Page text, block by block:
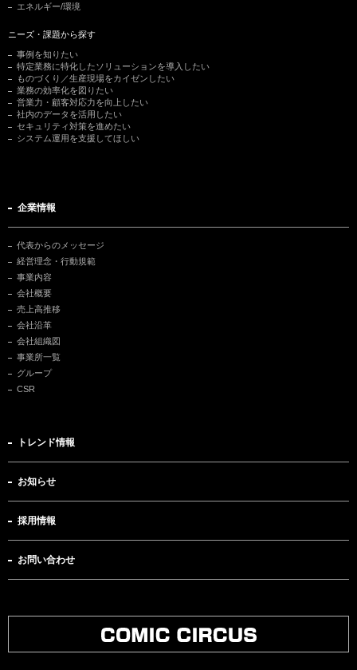
エネルギー/環境
ニーズ・課題から探す
事例を知りたい
特定業務に特化したソリューションを導入したい
ものづくり／生産現場をカイゼンしたい
業務の効率化を図りたい
営業力・顧客対応力を向上したい
社内のデータを活用したい
セキュリティ対策を進めたい
システム運用を支援してほしい
企業情報
代表からのメッセージ
経営理念・行動規範
事業内容
会社概要
売上高推移
会社沿革
会社組織図
事業所一覧
グループ
CSR
トレンド情報
お知らせ
採用情報
お問い合わせ